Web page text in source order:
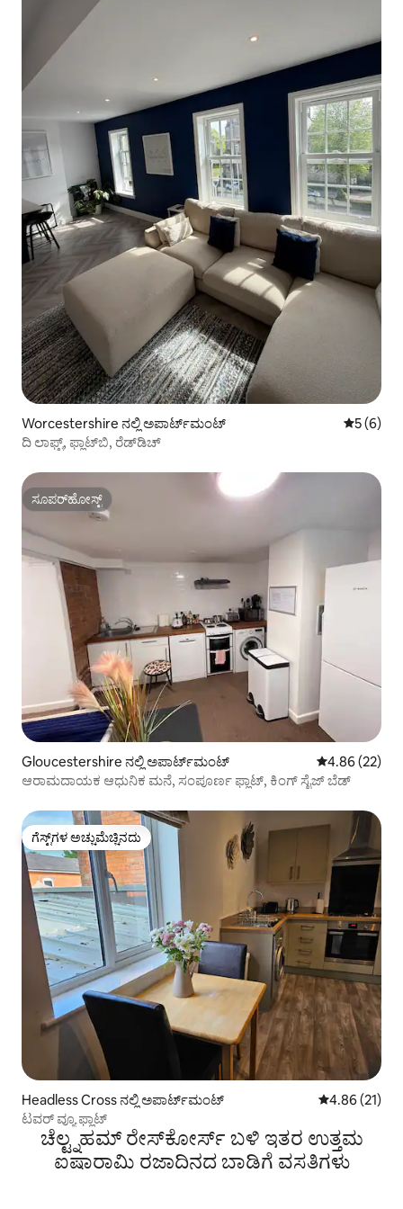
Worcestershire ನಲ್ಲಿ ಅಪಾರ್ಟ್‌ಮಂಟ್ 5 ರಲ್ಲಿ 5
5 (6)
ದಿ ಲಾಫ್ಟ್, ಫ್ಲಾಟ್‌ಬಿ, ರೆಡ್‌ಡಿಚ್
ಸೂಪರ್‌ಹೋಸ್ಟ್
ಸೂಪರ್‌ಹೋಸ್ಟ್
Gloucestershire ನಲ್ಲಿ ಅಪಾರ್ಟ್‌ಮಂಟ್ 5 ರಲ್ಲಿ 4.86
4.86 (22)
ಆರಾಮದಾಯಕ ಆಧುನಿಕ ಮನೆ, ಸಂಪೂರ್ಣ ಫ್ಲಾಟ್, ಕಿಂಗ್ ಸೈಜ್ ಬೆಡ್
ಗೆಸ್ಟ್‌ಗಳ ಅಚ್ಚುಮೆಚ್ಚಿನದು
ಗೆಸ್ಟ್‌ಗಳ ಅಚ್ಚುಮೆಚ್ಚಿನದು
Headless Cross ನಲ್ಲಿ ಅಪಾರ್ಟ್‌ಮಂಟ್ 5 ರಲ್ಲಿ 4.86
4.86 (21)
ಟವರ್ ವ್ಯೂ ಫ್ಲಾಟ್
ಚೆಲ್ಟ್ನಹಮ್ ರೇಸ್‌ಕೋರ್ಸ್ ಬಳಿ ಇತರ ಉತ್ತಮ
ಐಷಾರಾಮಿ ರಜಾದಿನದ ಬಾಡಿಗೆ ವಸತಿಗಳು